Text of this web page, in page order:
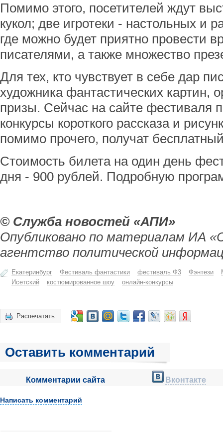
Помимо этого, посетителей ждут
кукол; две игротеки - настольных и
где можно будет приятно провести
писателями, а также множество
Для тех, кто чувствует в себе дар
художника фантастических картин,
призы. Сейчас на сайте фестиваля
конкурсы короткого рассказа и
помимо прочего, получат
Стоимость билета на один день
дня - 900 рублей. Подробную
© Служба новостей «АПИ»
Опубликовано по материалам ИА
агентство политической
Екатеринбург Фестиваль фантастики фестиваль Ф3 Фэнтези
Исетский
костюмированное шоу онлайн-конкурсы
Распечатать
Оставить комментарий
Комментарии сайта Вконтакте
Написать комментарий